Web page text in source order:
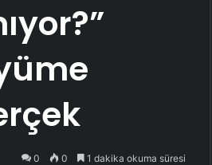
0 0 1 dakika okuma süresi